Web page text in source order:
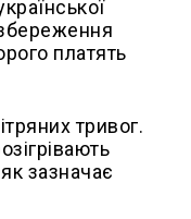
платять
тривог.
зазначає